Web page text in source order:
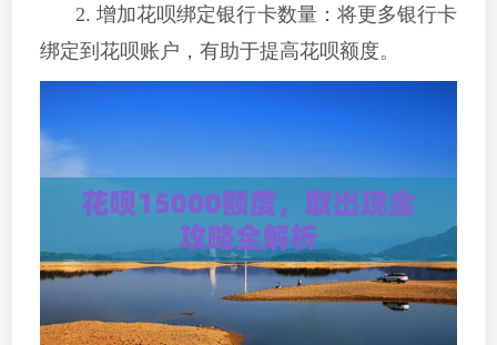
2. 增加花呗绑定银行卡数量：将更多银行卡
绑定到花呗账户，有助于提高花呗额度。